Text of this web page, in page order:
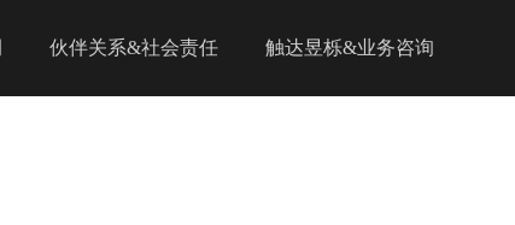
伙伴关系&社会责任 触达昱栎&业务咨询